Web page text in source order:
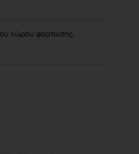
χώρου φόρτωσης.